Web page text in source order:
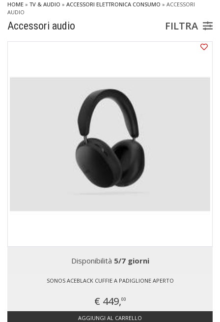
HOME » TV & AUDIO » ACCESSORI ELETTRONICA CONSUMO » ACCESSORI
AUDIO
Accessori audio FILTRA
Disponibilità 5/7 giorni
SONOS ACEBLACK CUFFIE A PADIGLIONE APERTO
€ 449,00
AGGIUNGI AL CARRELLO